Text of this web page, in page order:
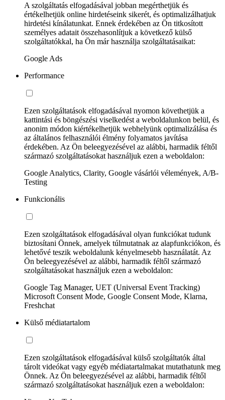
A szolgáltatás elfogadásával jobban megérthetjük és
értékelhetjük online hirdetéseink sikerét, és optimalizálhatjuk
hirdetési kínálatunkat. Ennek érdekében az Ön titkosított
személyes adatait összehasonlítjuk a következő külső
szolgáltatókkal, ha Ön már használja szolgáltatásaikat:
Google Ads
Performance
Ezen szolgáltatások elfogadásával nyomon követhetjük a
kattintási és böngészési viselkedést a weboldalunkon belül, és
anonim módon kiértékelhetjük webhelyünk optimalizálása és
az általános felhasználói élmény folyamatos javítása
érdekében. Az Ön beleegyezésével az alábbi, harmadik féltől
származó szolgáltatásokat használjuk ezen a weboldalon:
Google Analytics, Clarity, Google vásárlói vélemények, A/B-
Testing
Funkcionális
Ezen szolgáltatások elfogadásával olyan funkciókat tudunk
biztosítani Önnek, amelyek túlmutatnak az alapfunkciókon, és
lehetővé teszik weboldalunk kényelmesebb használatát. Az
Ön beleegyezésével az alábbi, harmadik féltől származó
szolgáltatásokat használjuk ezen a weboldalon:
Google Tag Manager, UET (Universal Event Tracking)
Microsoft Consent Mode, Google Consent Mode, Klarna,
Freshchat
Külső médiatartalom
Ezen szolgáltatások elfogadásával külső szolgáltatók által
tárolt videókat vagy egyéb médiatartalmakat mutathatunk meg
Önnek. Az Ön beleegyezésével az alábbi, harmadik féltől
származó szolgáltatásokat használjuk ezen a weboldalon: